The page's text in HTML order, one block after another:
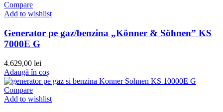
Compare
Add to wishlist
Generator pe gaz/benzina „Könner & Söhnen” KS
7000E G
4.629,00 lei
Adaugă în coș
Compare
Add to wishlist